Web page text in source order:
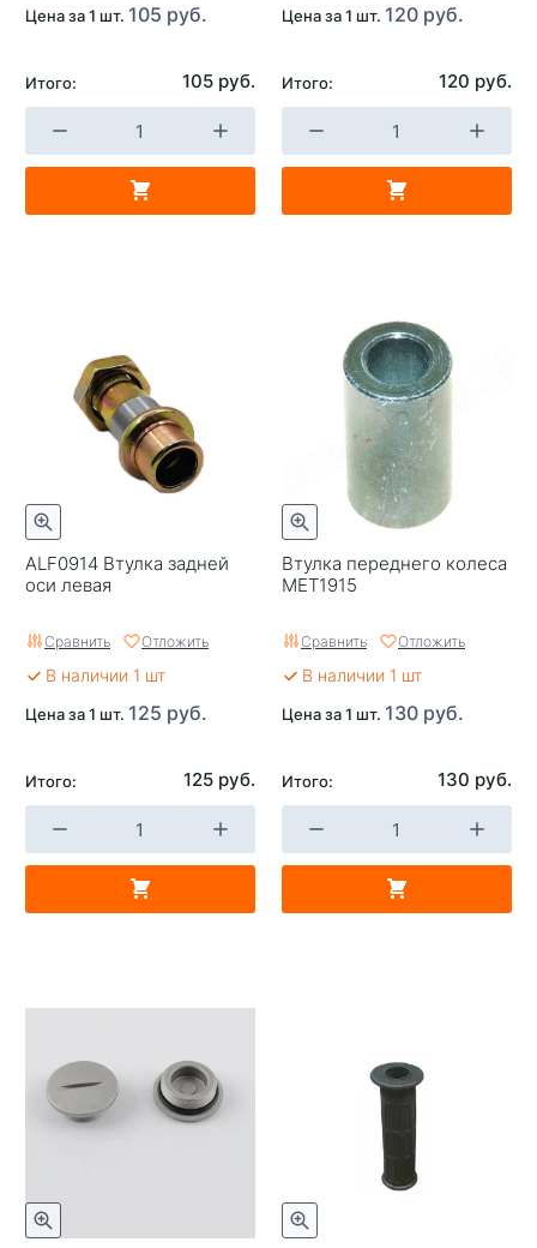
Цена за 1 шт. 105 руб.
Итого: 105 руб.
Цена за 1 шт. 120 руб.
Итого: 120 руб.
ALF0914 Втулка задней
оси левая
Сравнить Отложить
В наличии 1 шт
Цена за 1 шт. 125 руб.
Итого: 125 руб.
Втулка переднего колеса
MET1915
Сравнить Отложить
В наличии 1 шт
Цена за 1 шт. 130 руб.
Итого: 130 руб.